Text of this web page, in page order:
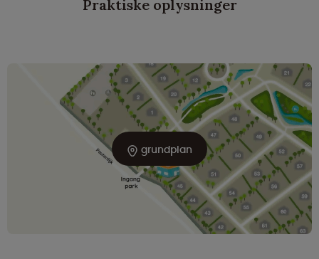
Praktiske oplysninger
grundplan